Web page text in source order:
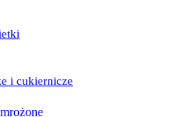
i cukiernicze